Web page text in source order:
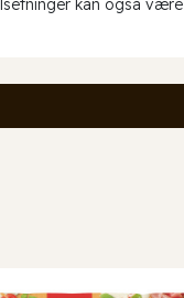
kan også være